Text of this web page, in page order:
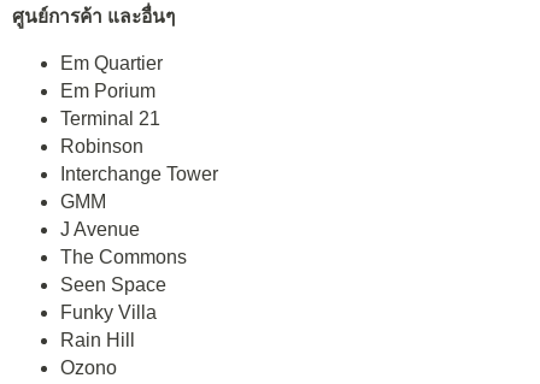
ศูนย์การค้า และอื่นๆ
Em Quartier
Em Porium
Terminal 21
Robinson
Interchange Tower
GMM
J Avenue
The Commons
Seen Space
Funky Villa
Rain Hill
Ozono